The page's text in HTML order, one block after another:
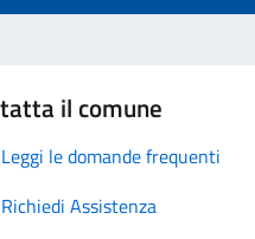
il comune
Leggi le domande frequenti
Richiedi Assistenza